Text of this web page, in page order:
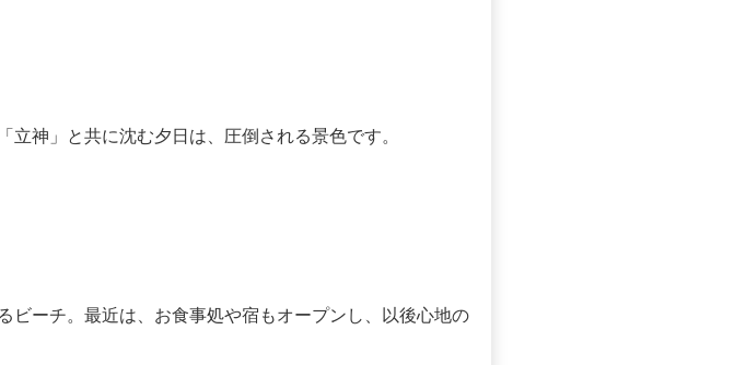
神」と共に沈む夕日は、圧倒される景色です。
ビーチ。最近は、お食事処や宿もオープンし、以後心地の